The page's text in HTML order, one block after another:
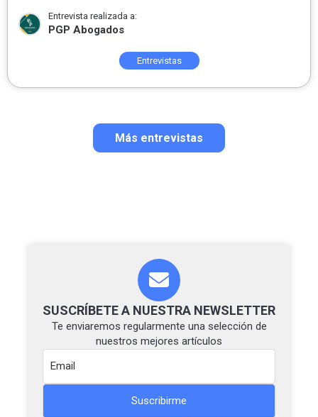
Entrevista realizada a:
PGP Abogados
Entrevistas
Más entrevistas
SUSCRÍBETE A NUESTRA NEWSLETTER
Te enviaremos regularmente una selección de
nuestros mejores artículos